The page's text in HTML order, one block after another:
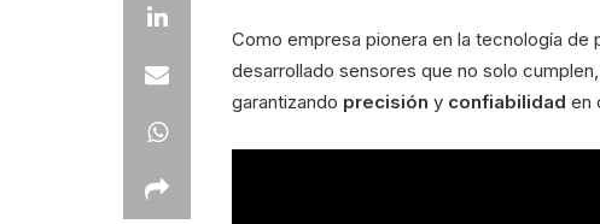
Como empresa pionera en la tecnología de
desarrollado sensores que no solo
garantizando precisión y confiabilidad en